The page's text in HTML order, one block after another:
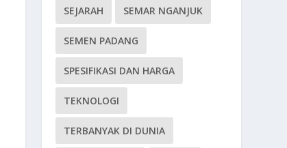
SEJARAH SEMAR NGANJUK
SEMEN PADANG
SPESIFIKASI DAN HARGA
TEKNOLOGI
TERBANYAK DI DUNIA